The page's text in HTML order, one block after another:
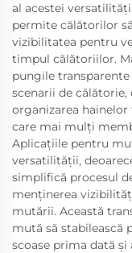
al acestei
permite călătorilor
vizibilitatea pentru
timpul călătoriilor.
pungile
scenarii de călătorie,
organizarea
care mai mulți
Aplicațiile pentru
versatilității,
simplifică procesul
menținerea
mutării. Această
mută să stabilească
scoase prima dată